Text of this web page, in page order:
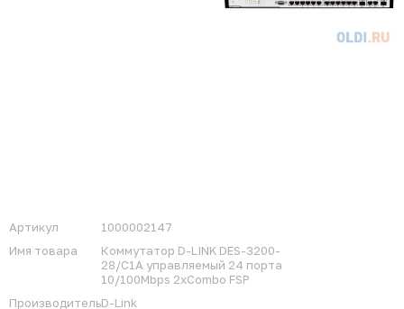
Артикул
1000002147
Имя товара
Коммутатор D-LINK DES-3200-
28/C1A управляемый 24 порта
10/100Mbps 2xCombo FSP
ПроизводительD-Link